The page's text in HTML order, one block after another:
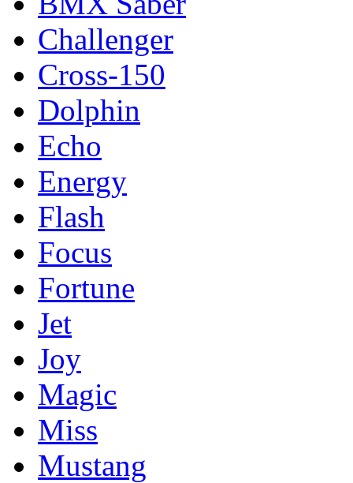
Challenger
Cross-150
Dolphin
Echo
Energy
Flash
Focus
Fortune
Jet
Joy
Magic
Miss
Mustang